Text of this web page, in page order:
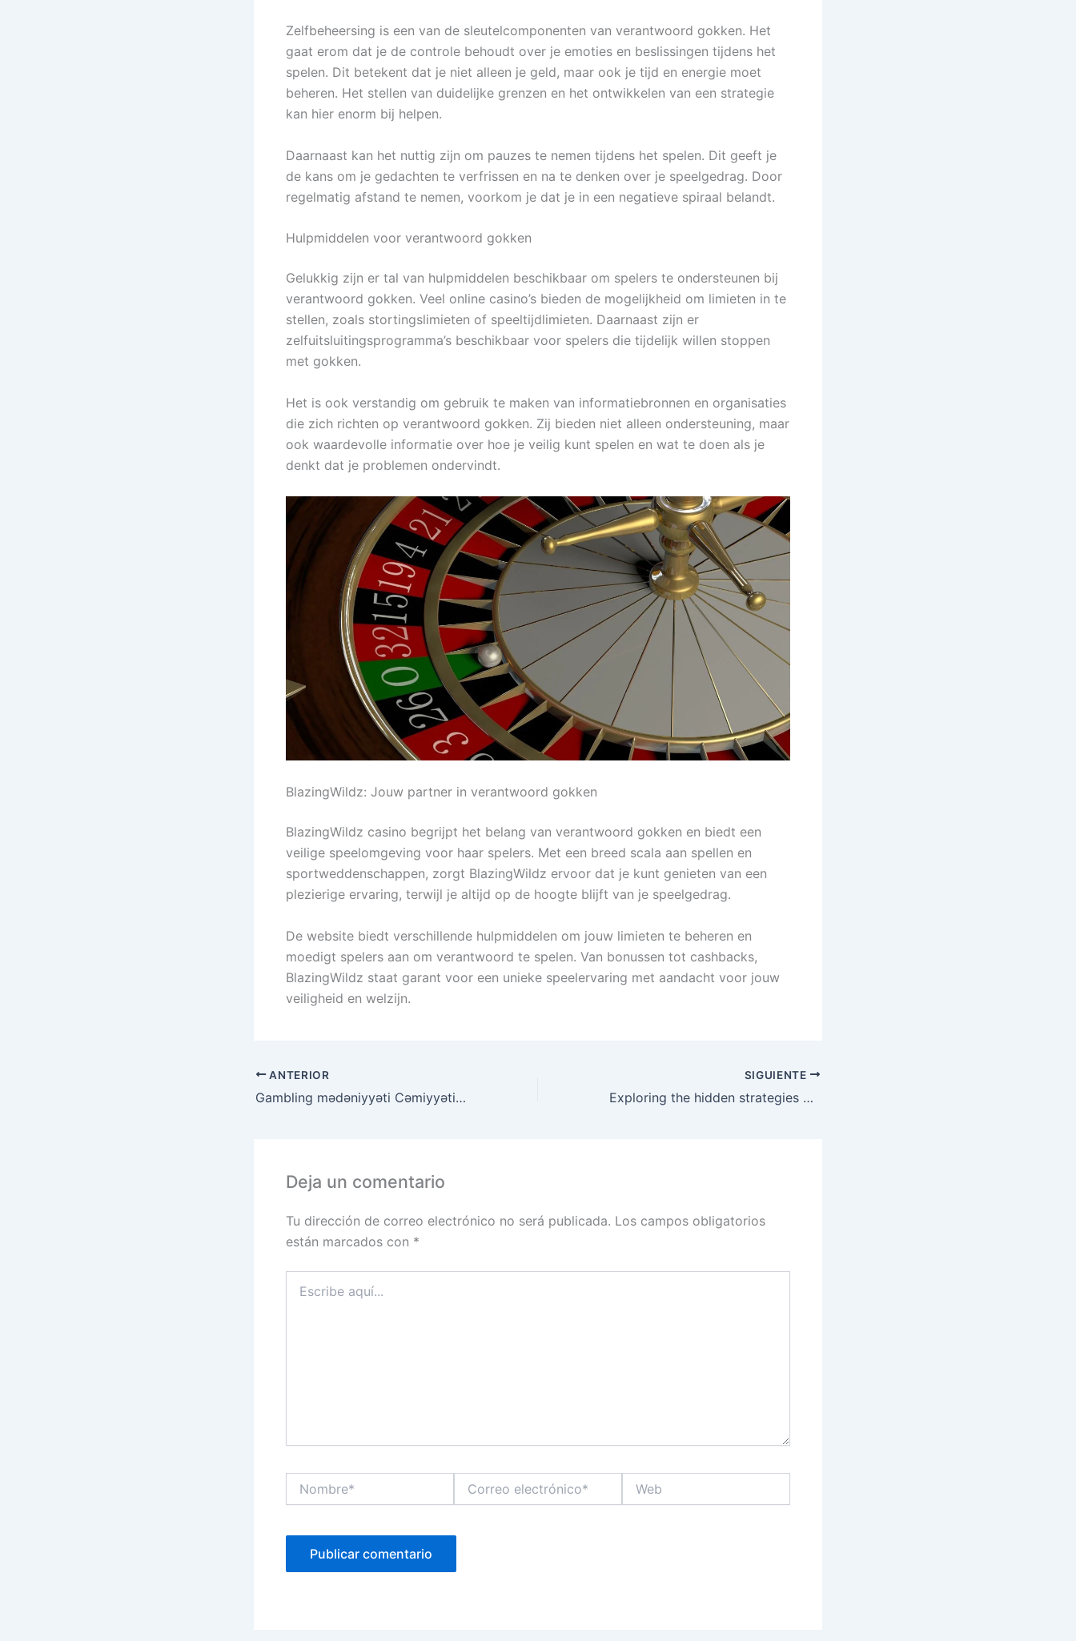
Zelfbeheersing is een van de sleutelcomponenten van verantwoord gokken. Het
gaat erom dat je de controle behoudt over je emoties en beslissingen tijdens het
spelen. Dit betekent dat je niet alleen je geld, maar ook je tijd en energie moet
beheren. Het stellen van duidelijke grenzen en het ontwikkelen van een strategie
kan hier enorm bij helpen.
Daarnaast kan het nuttig zijn om pauzes te nemen tijdens het spelen. Dit geeft je
de kans om je gedachten te verfrissen en na te denken over je speelgedrag. Door
regelmatig afstand te nemen, voorkom je dat je in een negatieve spiraal belandt.
Hulpmiddelen voor verantwoord gokken
Gelukkig zijn er tal van hulpmiddelen beschikbaar om spelers te ondersteunen bij
verantwoord gokken. Veel online casino’s bieden de mogelijkheid om limieten in te
stellen, zoals stortingslimieten of speeltijdlimieten. Daarnaast zijn er
zelfuitsluitingsprogramma’s beschikbaar voor spelers die tijdelijk willen stoppen
met gokken.
Het is ook verstandig om gebruik te maken van informatiebronnen en organisaties
die zich richten op verantwoord gokken. Zij bieden niet alleen ondersteuning, maar
ook waardevolle informatie over hoe je veilig kunt spelen en wat te doen als je
denkt dat je problemen ondervindt.
BlazingWildz: Jouw partner in verantwoord gokken
BlazingWildz casino begrijpt het belang van verantwoord gokken en biedt een
veilige speelomgeving voor haar spelers. Met een breed scala aan spellen en
sportweddenschappen, zorgt BlazingWildz ervoor dat je kunt genieten van een
plezierige ervaring, terwijl je altijd op de hoogte blijft van je speelgedrag.
De website biedt verschillende hulpmiddelen om jouw limieten te beheren en
moedigt spelers aan om verantwoord te spelen. Van bonussen tot cashbacks,
BlazingWildz staat garant voor een unieke speelervaring met aandacht voor jouw
veiligheid en welzijn.
ANTERIOR
Gambling mədəniyyəti Cəmiyyətin qarşısında duran dilemmlar
SIGUIENTE
Exploring the hidden strategies of successful casino players
Deja un comentario
Tu dirección de correo electrónico no será publicada. Los campos obligatorios
están marcados con *
aquí...
electrónico*